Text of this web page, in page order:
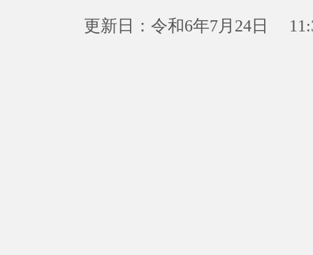
更新日：令和6年7月24日